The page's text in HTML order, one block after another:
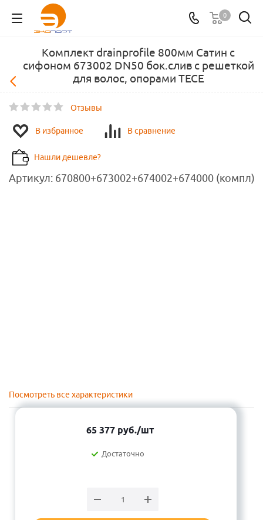
0
Комплект drainprofile 800мм Сатин с
сифоном 673002 DN50 бок.слив с решеткой
для волос, опорами TECE
Отзывы
В избранное В сравнение
Нашли дешевле?
Артикул: 670800+673002+674002+674000 (компл)
Посмотреть все характеристики
65 377 руб./шт
Достаточно